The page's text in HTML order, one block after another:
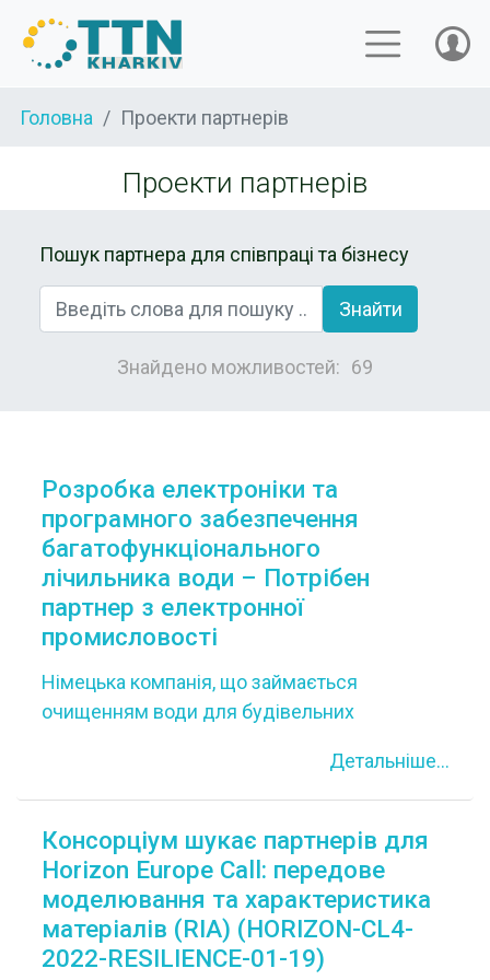
Головна Проекти партнерів
Проекти партнерів
Пошук партнера для співпраці та бізнесу
Знайти
Знайдено можливостей: 69
Розробка електроніки та
програмного забезпечення
багатофункціонального
лічильника води – Потрібен
партнер з електронної
промисловості
Німецька компанія, що займається
очищенням води для будівельних
шукає партнера, що спеціалізується на
розробці електроніки та програмного
забезпечення, який здатний і зацікавлений у
розробці переносного водоміра для
вимірювання електропровідності,
температури води та витрати води. Розробка
повинна здійснюватися в рамках угоди про
Детальніше...
Консорціум шукає партнерів для
Horizon Europe Call: передове
моделювання та характеристика
матеріалів (RIA) (HORIZON-CL4-
2022-RESILIENCE-01-19)